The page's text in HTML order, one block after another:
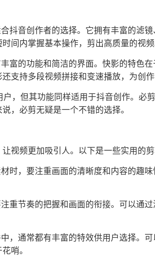
抖音创作者的选择。它拥有丰富的滤
间内掌握基本操作，剪出高质量的视频
富的功能和简洁的界面。快影的特色
支持多段视频拼接和变速播放，为创作
，但其功能同样适用于抖音创作。必
，必剪无疑是一个不错的选择。
视频更加吸引人。以下是一些实用的剪
时，要注重画面的清晰度和内容的趣
重节奏的把握和画面的衔接。可以通
，通常都有丰富的特效供用户选择。
哨。